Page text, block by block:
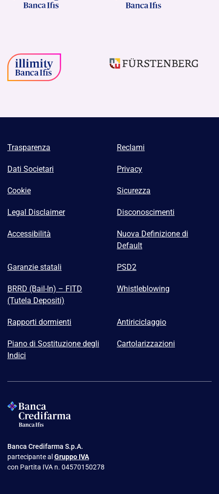
Trasparenza Reclami
Dati Societari Privacy
Cookie Sicurezza
Legal Disclaimer Disconoscimenti
Accessibilità
Nuova Definizione di
Default
Garanzie statali PSD2
BRRD (Bail-In) – FITD
(Tutela Depositi)
Whistleblowing
Rapporti dormienti Antiriciclaggio
Piano di Sostituzione degli
Indici
Cartolarizzazioni
Banca Credifarma S.p.A.
partecipante al Gruppo IVA
con Partita IVA n. 04570150278